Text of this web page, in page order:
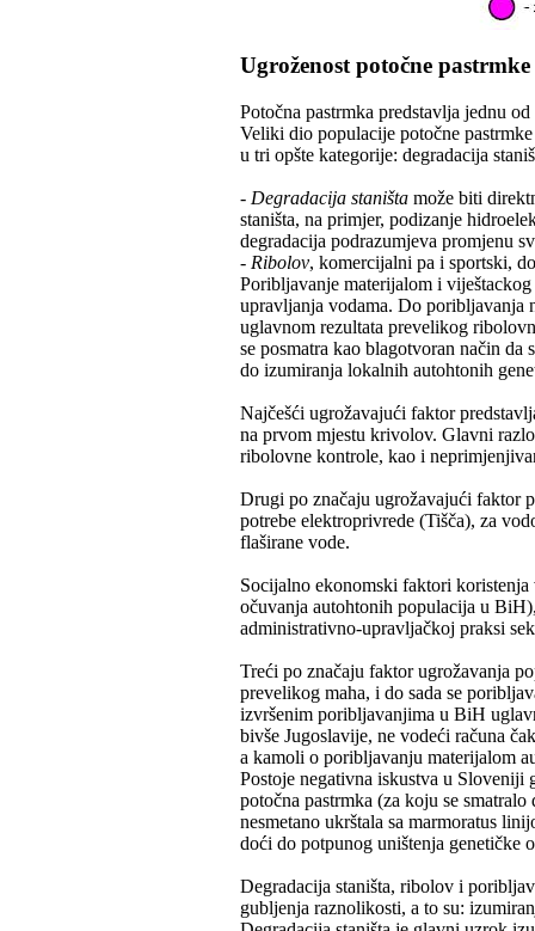
Ugroženost potočne pastrmke
Potočna pastrmka predstavlja jednu
Veliki dio populacije potočne
u tri opšte kategorije: degradacija
- Degradacija staništa može biti
staništa, na primjer, podizanje
degradacija podrazumjeva promjenu
- Ribolov, komercijalni pa i sportski,
Poribljavanje materijalom i
upravljanja vodama. Do poribljavanja
uglavnom rezultata prevelikog
se posmatra kao blagotvoran način
do izumiranja lokalnih autohtonih
Najčešći ugrožavajući faktor
na prvom mjestu krivolov. Glavni
ribolovne kontrole, kao i
Drugi po značaju ugrožavajući faktor
potrebe elektroprivrede (Tišča), za
flaširane vode.
Socijalno ekonomski faktori
očuvanja autohtonih populacija u
administrativno-upravljačkoj praksi
Treći po značaju faktor ugrožavanja
prevelikog maha, i do sada se
izvršenim poribljavanjima u BiH
bivše Jugoslavije, ne vodeći računa
a kamoli o poribljavanju materijalom
Postoje negativna iskustva u Sloveniji
potočna pastrmka (za koju se
nesmetano ukrštala sa marmoratus
doći do potpunog uništenja genetičke
Degradacija staništa, ribolov i
gubljenja raznolikosti, a to su: